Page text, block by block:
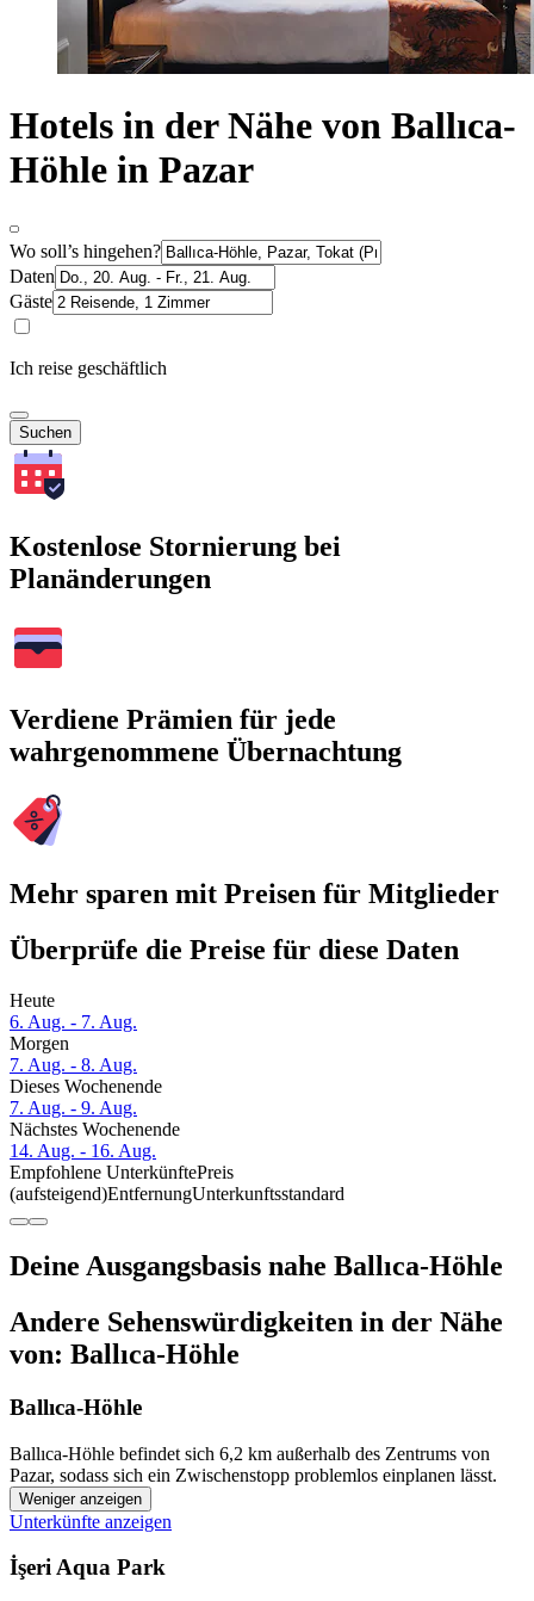
Hotels in der Nähe von Ballıca-
Höhle in Pazar
Wo soll’s hingehen?
Daten
Gäste
Ich reise geschäftlich
Suchen
Kostenlose Stornierung bei
Planänderungen
Verdiene Prämien für jede
wahrgenommene Übernachtung
Mehr sparen mit Preisen für Mitglieder
Überprüfe die Preise für diese Daten
Heute
6. Aug. - 7. Aug.
Morgen
7. Aug. - 8. Aug.
Dieses Wochenende
7. Aug. - 9. Aug.
Nächstes Wochenende
14. Aug. - 16. Aug.
Empfohlene UnterkünftePreis
(aufsteigend)EntfernungUnterkunftsstandard
Deine Ausgangsbasis nahe Ballıca-Höhle
Andere Sehenswürdigkeiten in der Nähe
von: Ballıca-Höhle
Ballıca-Höhle
Ballıca-Höhle befindet sich 6,2 km außerhalb des Zentrums von
Pazar, sodass sich ein Zwischenstopp problemlos einplanen lässt.
Weniger anzeigen
Unterkünfte anzeigen
İşeri Aqua Park